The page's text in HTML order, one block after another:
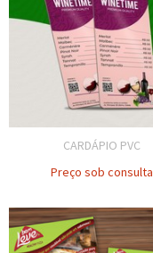
CARDÁPIO PVC
Preço sob consulta